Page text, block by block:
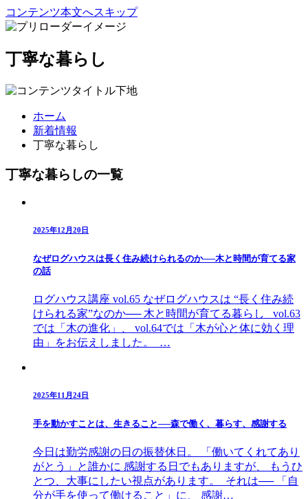
コンテンツ本文へスキップ
丁寧な暮らし
ホーム
新着情報
丁寧な暮らし
丁寧な暮らしの一覧
2025年12月20日
なぜログハウスは長く住み続けられるのか──木と時間が育てる家
の話
ログハウス講座 vol.65 なぜログハウスは “長く住み続
けられる家”なのか── 木と時間が育てる暮らし vol.63
では「木の進化」、 vol.64では「木が心と体に効く理
由」をお伝えしました。 …
2025年11月24日
手を動かすことは、生きること──森で働く、暮らす、感謝する
今日は勤労感謝の日の振替休日。 「働いてくれてあり
がとう」と誰かに 感謝する日でもありますが、 もうひ
とつ、大事にしたい視点があります。 それは── 「自
分が手を使って働けること」に、 感謝…